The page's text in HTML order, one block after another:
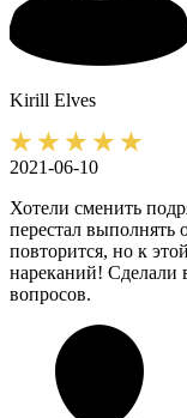
Kirill Elves
2021-06-10
Хотели сменить
перестал выполнять
повторится, но к
нареканий! Сделали
вопросов.